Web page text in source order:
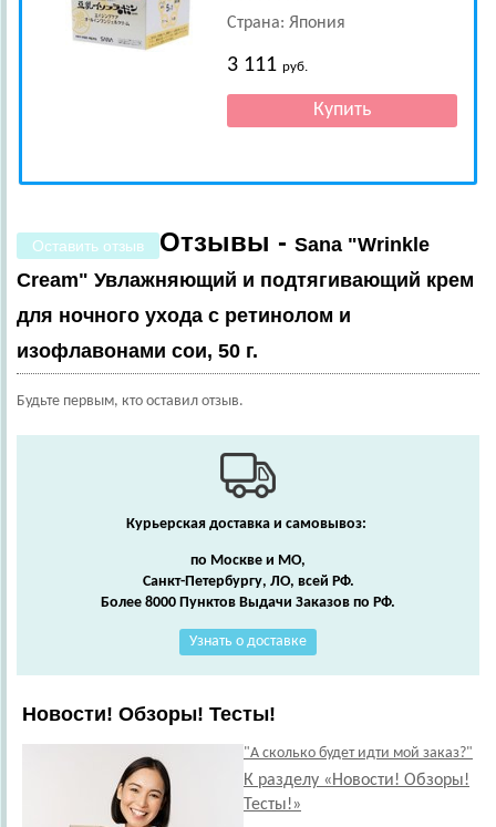
Страна: Япония
3 111руб.
Оставить отзыв Отзывы - Sana "Wrinkle
Cream" Увлажняющий и подтягивающий крем
для ночного ухода с ретинолом и
изофлавонами сои, 50 г.
Будьте первым, кто оставил отзыв.
Курьерская доставка и самовывоз:
по Москве и МО,
Санкт-Петербургу, ЛО, всей РФ.
Более 8000 Пунктов Выдачи Заказов по РФ.
Узнать о доставке
Новости! Обзоры! Тесты!
"А сколько будет идти мой заказ?"
К разделу «Новости! Обзоры!
Тесты!»